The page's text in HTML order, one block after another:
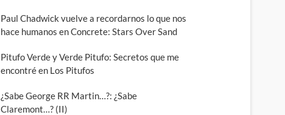
Paul Chadwick vuelve a recordarnos lo que nos
hace humanos en Concrete: Stars Over Sand
Pitufo Verde y Verde Pitufo: Secretos que me
encontré en Los Pitufos
¿Sabe George RR Martin…?: ¿Sabe
Claremont…? (II)